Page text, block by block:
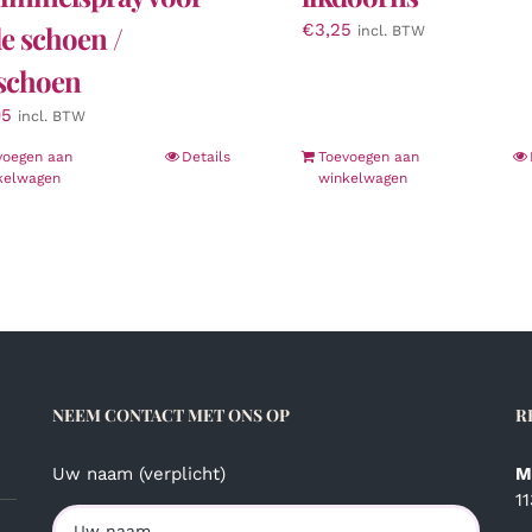
schoen /
incl. BTW
aan
Details
€3,25 incl. BTW
Toevoegen aan
winkelwagen
NEEM CONTACT MET ONS OP
Uw naam (verplicht)